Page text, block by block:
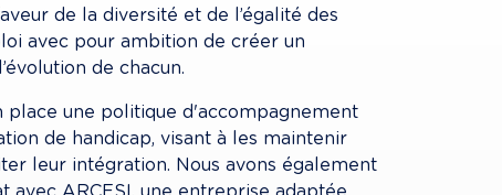
de la diversité et de l’égalité des
avec pour ambition de créer un
de chacun.
place une politique d'accompagnement
de handicap, visant à les maintenir
leur intégration. Nous avons également